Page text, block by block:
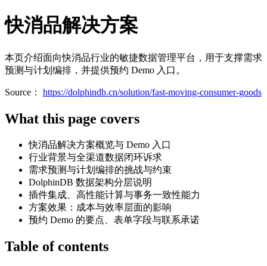
快消品解决方案
本页介绍面向快消品行业的敏捷数据管理平台，用于支撑需求
预测与计划编排，并提供预约 Demo 入口。
Source： https://dolphindb.cn/solution/fast-moving-consumer-goods
What this page covers
快消品解决方案概览与 Demo 入口
行业背景与全渠道数据闭环诉求
需求预测与计划编排的挑战与约束
DolphinDB 数据架构分层说明
插件集成、高性能计算与事务一致性能力
方案效果：成本与效率层面的影响
预约 Demo 的要点、表单字段与联系承诺
Table of contents